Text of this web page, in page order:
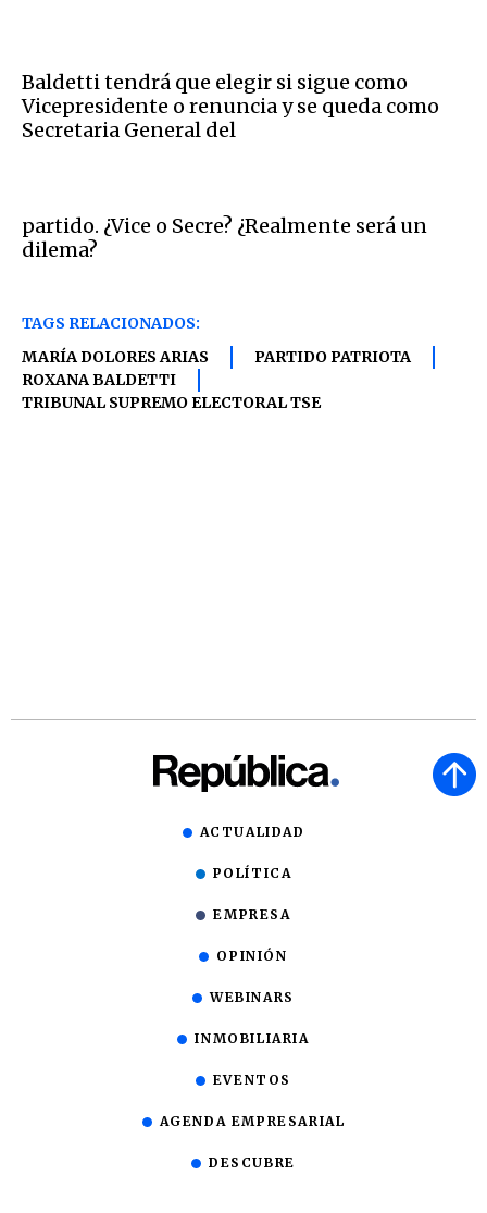
Baldetti tendrá que elegir si sigue como
Vicepresidente o renuncia y se queda como
Secretaria General del
partido. ¿Vice o Secre? ¿Realmente será un
dilema?
TAGS RELACIONADOS:
MARÍA DOLORES ARIAS
PARTIDO PATRIOTA
ROXANA BALDETTI
TRIBUNAL SUPREMO ELECTORAL TSE
ACTUALIDAD
POLÍTICA
EMPRESA
OPINIÓN
WEBINARS
INMOBILIARIA
EVENTOS
AGENDA EMPRESARIAL
DESCUBRE